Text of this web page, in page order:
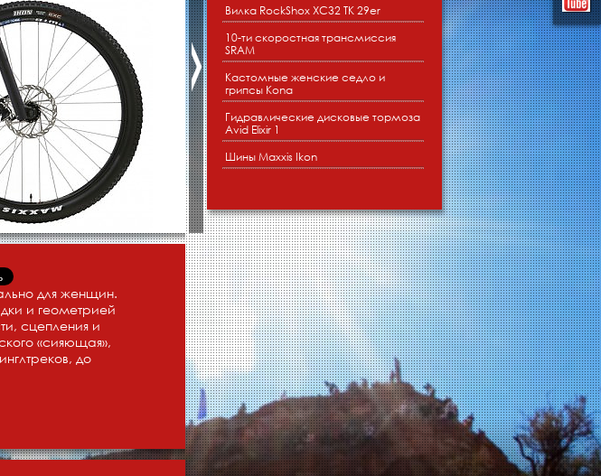
для женщин.
и геометрией
сцепления и
«сияющая»,
до
ШАТУНЫ
Sram X5
СИСТЕМА
44/33/22T
КАРЕТКА
Sram X5
Wellgo LUA9
ЦЕПЬ
KMC X10
КАССЕТА
Sram PG1030 11-36t 10 spd
ПЕРЕДНИЙ ПЕРЕКЛЮЧАТЕЛЬ
Sram X5
Sram X5
МАНЕТКИ
Sram X5
РУЛЬ
Kona XC/BC Riser
ВЫНОС
Kona XC/Road
РУЧКИ
Kona Lisa
ТОРМОЗА
Avid Elixir 1
ТОРМОЗНЫЕ РЫЧАГИ
Avid Elixir 1
ПЕРЕДНЯЯ ВТУЛКА
Formula
ЗАДНЯЯ ВТУЛКА
Formula
СПИЦЫ
Sandvik Stainless 14g
ШИНЫ
Maxxis Ikon 29x2.2"
ОБОДА
WTB SX23
Вилка RockShox XC32 TK 29er
10-ти скоростная трансмиссия
SRAM
Кастомные женские седло и
грипсы Kona
Гидравлические дисковые тормоза
Avid Elixir 1
Шины Maxxis Ikon